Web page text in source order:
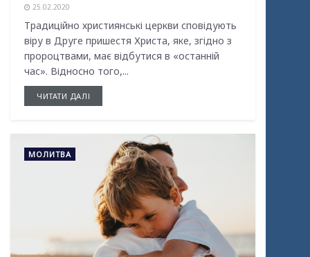
25.02.2020
Традиційно християнські церкви сповідують
віру в Друге пришестя Христа, яке, згідно з
пророцтвами, має відбутися в «останній
час». Відносно того,...
ЧИТАТИ ДАЛІ
МОЛИТВА